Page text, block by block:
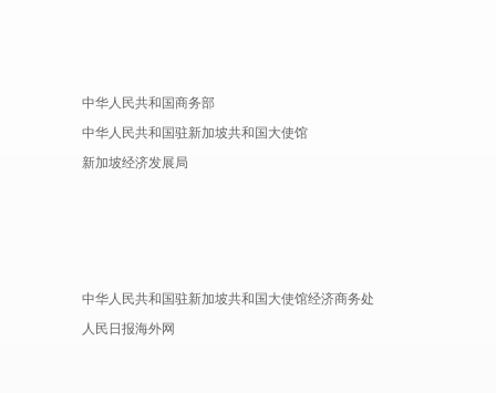
中华人民共和国商务部
中华人民共和国驻新加坡共和国大使馆
新加坡经济发展局
中华人民共和国驻新加坡共和国大使馆经济商务处
人民日报海外网